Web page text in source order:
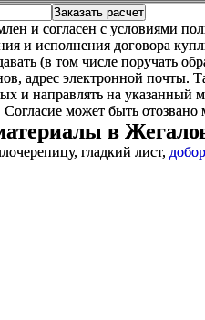
и согласен с условиями
договора купли-
(в том числе
адрес электронной
и направлять на указанный
может быть
в
гладкий лист,